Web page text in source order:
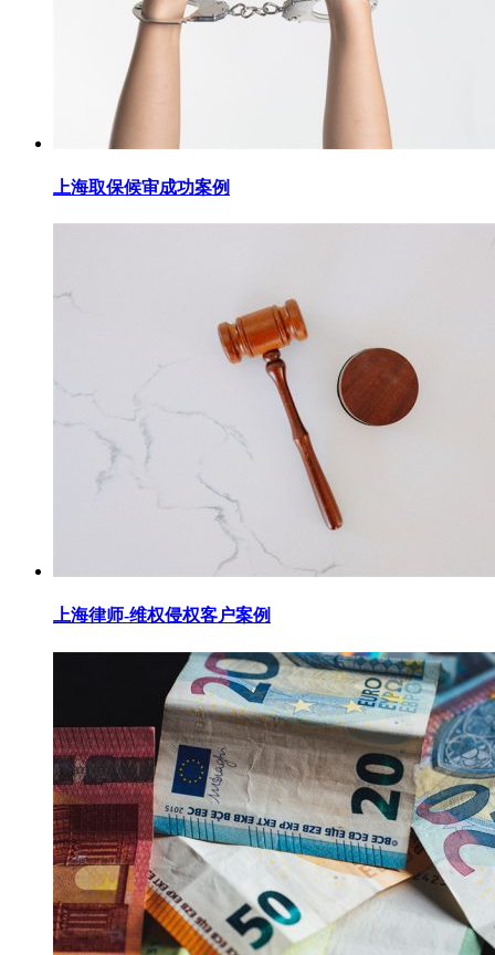
上海取保候审成功案例
上海律师-维权侵权客户案例